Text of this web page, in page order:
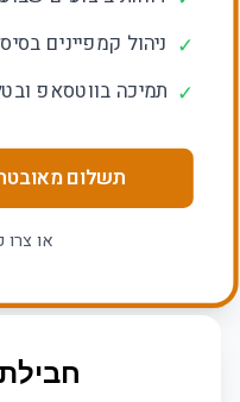
✓ ניהול קמפיינים
✓ תמיכה בווטסאפ
תשלום
או